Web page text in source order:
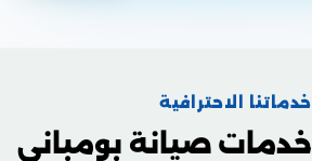
خدماتنا الاحترافية
خدمات صيانة بومباني